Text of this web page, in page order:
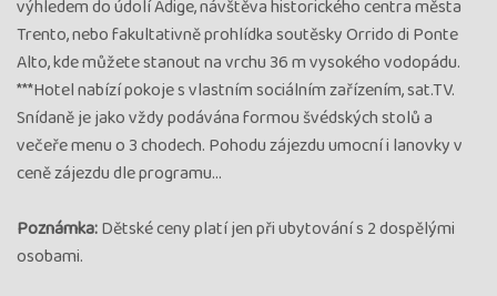
výhledem do údolí Adige, návštěva historického centra města
Trento, nebo fakultativně prohlídka soutěsky Orrido di Ponte
Alto, kde můžete stanout na vrchu 36 m vysokého vodopádu.
***Hotel nabízí pokoje s vlastním sociálním zařízením, sat.TV.
Snídaně je jako vždy podávána formou švédských stolů a
večeře menu o 3 chodech. Pohodu zájezdu umocní i lanovky v
ceně zájezdu dle programu…
Poznámka:Dětské ceny platí jen při ubytování s 2 dospělými
osobami.